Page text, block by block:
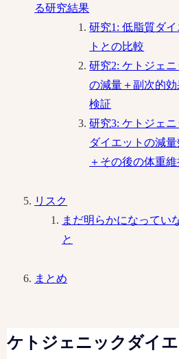
る研究結果
研究1: 低脂質ダイ
トとの比較
研究2: ケトジェニ
の減量＋副次的
検証
研究3: ケトジェニ
ダイエットの減
＋その後の体重
リスク
まだ明らかになってい
と
まとめ
ケトジェニックダイ